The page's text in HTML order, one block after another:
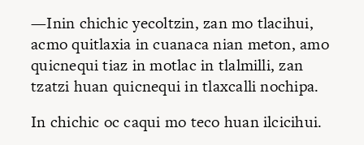
—Inin chichic yecoltzin, zan mo tlacihui,
acmo quitlaxia in cuanaca nian meton, amo
quicnequi tiaz in motlac in tlalmilli, zan
tzatzi huan quicnequi in tlaxcalli nochipa.
In chichic oc caqui mo teco huan ilcicihui.